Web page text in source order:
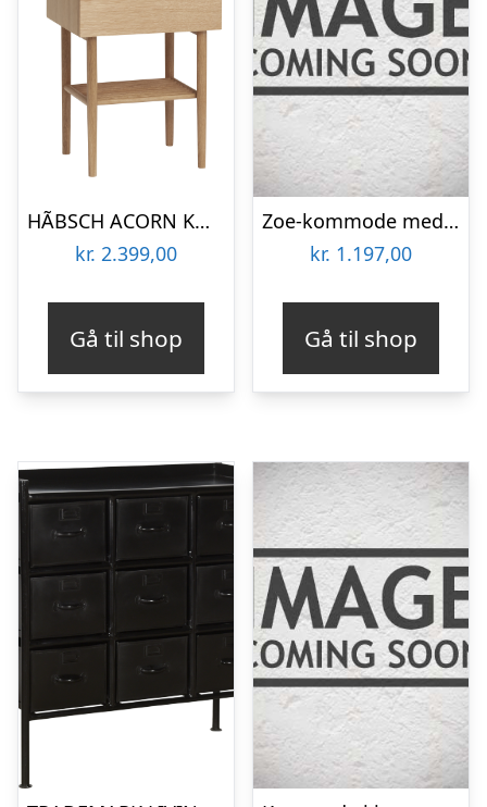
HÃBSCH ACORN KOMMODE M/SKUFFE – 70
kr. 2.399,00
Gå til shop
Zoe-kommode med 2 skuffer
kr. 1.197,00
Gå til shop